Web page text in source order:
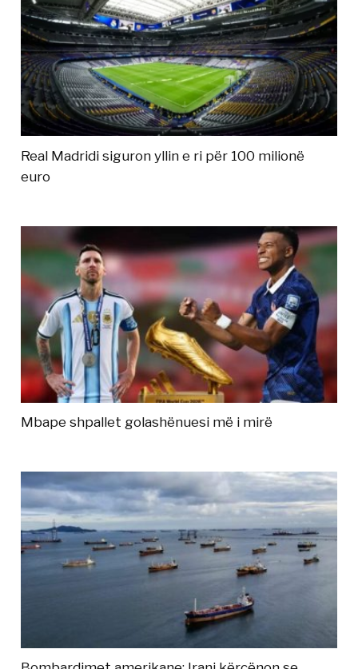
Real Madridi siguron yllin e ri për 100 milionë
euro
Mbape shpallet golashënuesi më i mirë